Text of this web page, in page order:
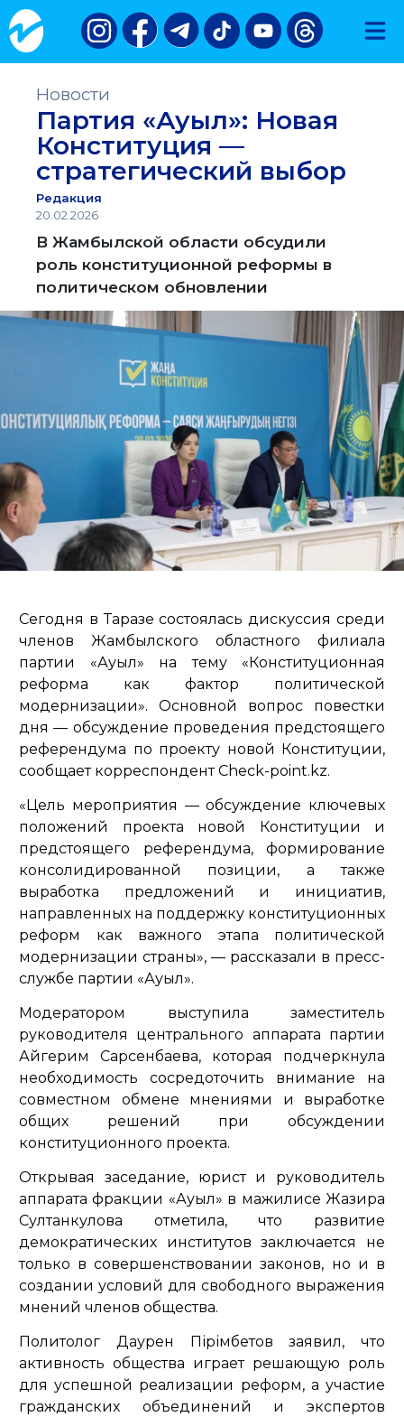
Новости
Партия «Ауыл»: Новая
Конституция —
стратегический выбор
Редакция
20.02.2026
В Жамбылской области обсудили
роль конституционной реформы в
политическом обновлении
Сегодня в Таразе состоялась дискуссия среди
членов Жамбылского областного филиала
партии «Ауыл» на тему «Конституционная
реформа как фактор политической
модернизации». Основной вопрос повестки
дня — обсуждение проведения предстоящего
референдума по проекту новой Конституции,
сообщает корреспондент Check-point.kz.
«Цель мероприятия — обсуждение ключевых
положений проекта новой Конституции и
предстоящего референдума, формирование
консолидированной позиции, а также
выработка предложений и инициатив,
направленных на поддержку конституционных
реформ как важного этапа политической
модернизации страны», — рассказали в пресс-
службе партии «Ауыл».
Модератором выступила заместитель
руководителя центрального аппарата партии
Айгерим Сарсенбаева, которая подчеркнула
необходимость сосредоточить внимание на
совместном обмене мнениями и выработке
общих решений при обсуждении
конституционного проекта.
Открывая заседание, юрист и руководитель
аппарата фракции «Ауыл» в мажилисе Жазира
Султанкулова отметила, что развитие
демократических институтов заключается не
только в совершенствовании законов, но и в
создании условий для свободного выражения
мнений членов общества.
Политолог Даурен Пірімбетов заявил, что
активность общества играет решающую роль
для успешной реализации реформ, а участие
гражданских объединений и экспертов